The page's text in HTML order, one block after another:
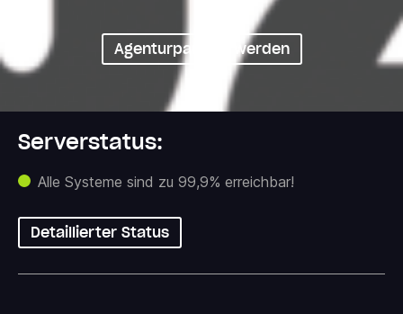
Agenturpartner werden
Serverstatus:
Alle Systeme sind zu 99,9% erreichbar!
Detaillierter Status